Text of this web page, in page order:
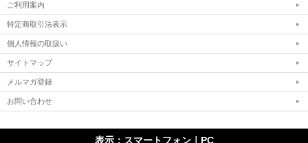
ご利用案内
特定商取引法表示
個人情報の取扱い
サイトマップ
メルマガ登録
お問い合わせ
表示：スマートフォン｜ PC